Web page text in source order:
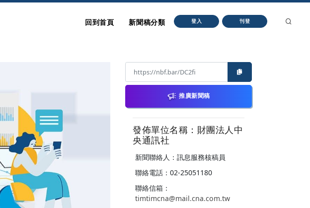
回到首頁 新聞稿分類 登入 刊登
推廣新聞稿
發佈單位名稱：財團法人中
央通訊社
新聞聯絡人：訊息服務核稿員
聯絡電話：02-25051180
聯絡信箱：
timtimcna@mail.cna.com.tw